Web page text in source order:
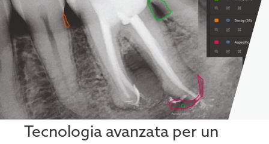
Tecnologia avanzata per un